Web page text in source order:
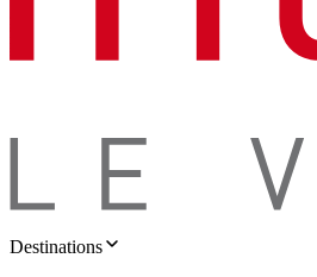
Destinations